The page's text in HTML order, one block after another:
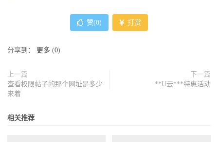
赞(0) 打赏
分享到： 更多 (0)
上一篇
查看权限帖子的那个网址是多少
来着
下一篇
**U云***特惠活动
相关推荐